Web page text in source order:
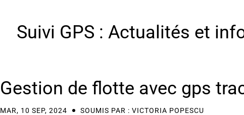
SHOP
POUR LES ENTREPRISES
À PROPOS DE NOUS
Suivi GPS : Actualités et
Gestion de flotte avec gps
MAR, 10 SEP, 2024 SOUMIS PAR : VICTORIA POPESCU